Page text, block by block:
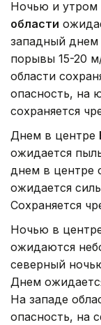
Ночью и утром
области
западный днем
порывы 15-20
области
опасность, на
сохраняется
Днем в центре
ожидается
днем в центре
ожидается
Сохраняется
Ночью в
ожидаются
северный
Днем
На западе
опасность, на